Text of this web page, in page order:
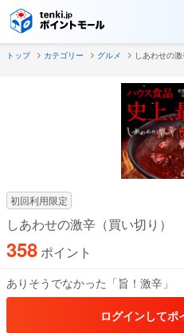
トップ カテゴリー グルメ しあわせの激
初回利用限定
しあわせの激辛（買い切り）
358ポイント
ありそうでなかった「旨！激辛」
ログインしてポ